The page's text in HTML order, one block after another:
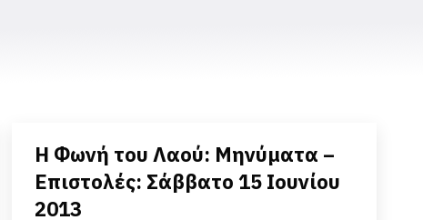
Η Φωνή του Λαού: Μηνύματα –
Επιστολές: Σάββατο 15 Ιουνίου
2013